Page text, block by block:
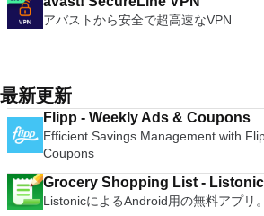
アバストから安全で超高速なVPN
最新更新
Flipp - Weekly Ads & Coupons
Efficient Savings Management with
Coupons
Grocery Shopping List - Listonic
ListonicによるAndroid用の無料アプリ。